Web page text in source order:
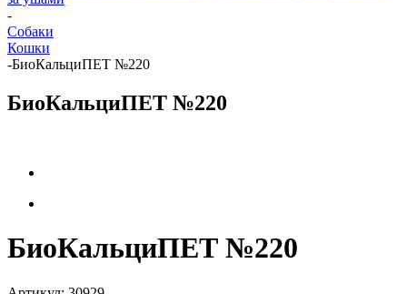
-
Собаки
Кошки
-БиоКальциПЕТ №220
БиоКальциПЕТ №220
БиоКальциПЕТ №220